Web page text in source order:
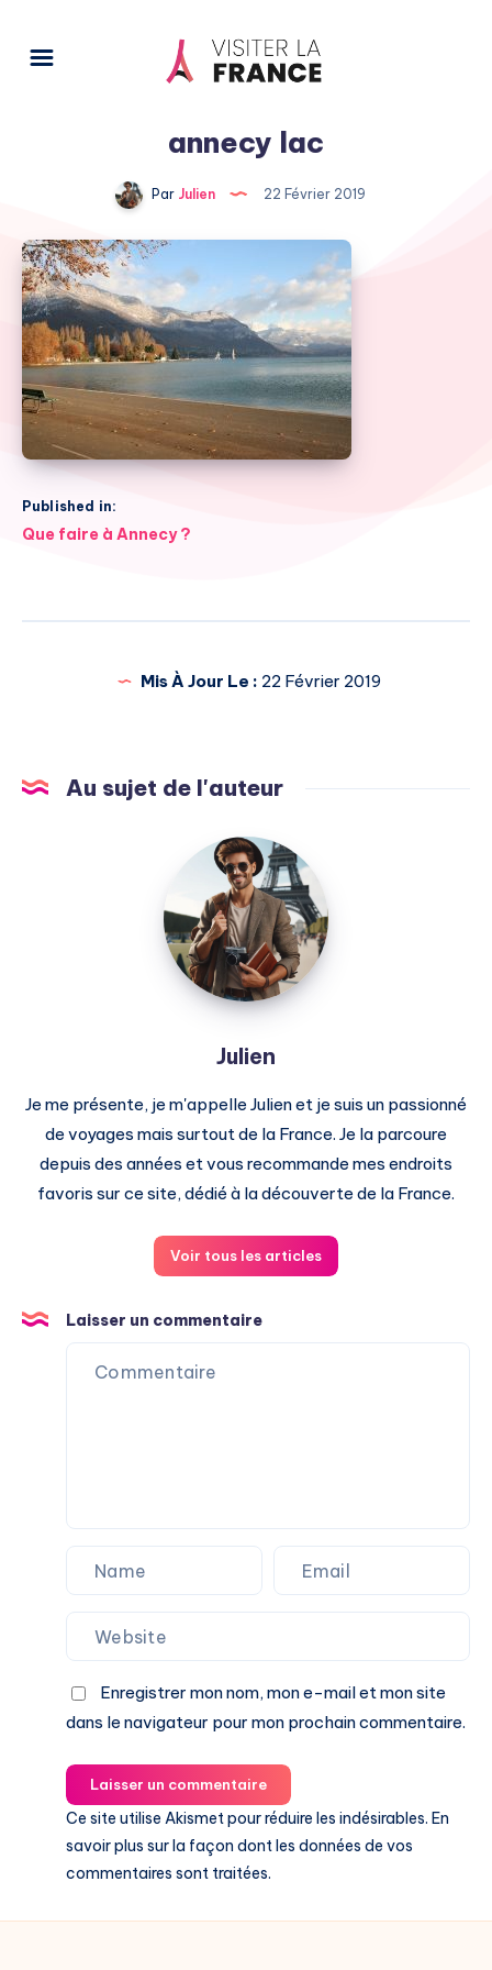
annecy lac
Par Julien 22 Février 2019
Published in:
Navigation
Que faire à Annecy ?
Mis À Jour Le : 22 Février 2019
Au sujet de l'auteur
Julien
Julien
Je me présente, je m'appelle Julien et je suis un passionné
de voyages mais surtout de la France. Je la parcoure
depuis des années et vous recommande mes endroits
favoris sur ce site, dédié à la découverte de la France.
Voir tous les articles
Laisser un commentaire
Enregistrer mon nom, mon e-mail et mon site
dans le navigateur pour mon prochain commentaire.
Laisser un commentaire
Ce site utilise Akismet pour réduire les indésirables. En
savoir plus sur la façon dont les données de vos
commentaires sont traitées.